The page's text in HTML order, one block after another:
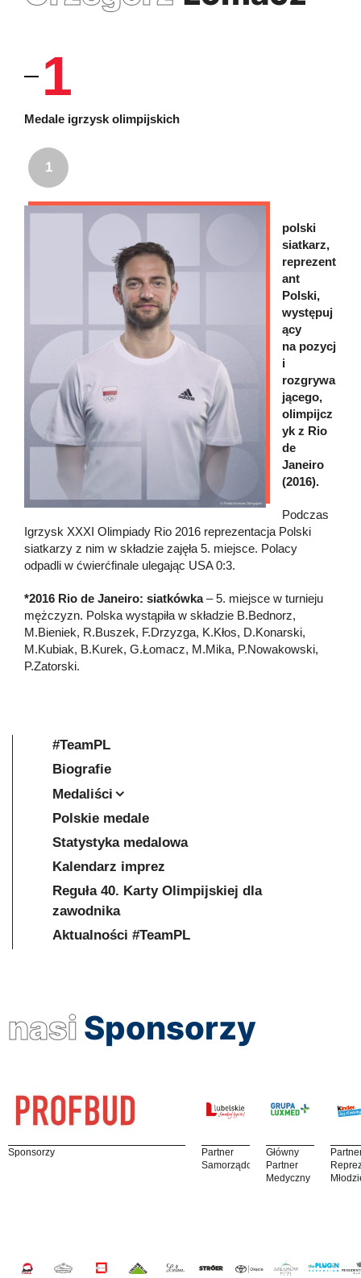
1
Medale igrzysk olimpijskich
1
polski
siatkarz,
reprezent
ant
Polski,
występuj
ący
na pozycj
i
rozgrywa
jącego,
olimpijcz
yk z Rio
de
Janeiro
(2016).
Podczas
Igrzysk XXXI Olimpiady Rio 2016 reprezentacja Polski
siatkarzy z nim w składzie zajęła 5. miejsce. Polacy
odpadli w ćwierćfinale ulegając USA 0:3.
*2016 Rio de Janeiro: siatkówka– 5. miejsce w turnieju
mężczyzn. Polska wystąpiła w składzie B.Bednorz,
M.Bieniek, R.Buszek, F.Drzyzga, K.Kłos, D.Konarski,
M.Kubiak, B.Kurek, G.Łomacz, M.Mika, P.Nowakowski,
P.Zatorski.
#TeamPL
Biografie
Medaliści
Polskie medale
Statystyka medalowa
Kalendarz imprez
Reguła 40. Karty Olimpijskiej dla
zawodnika
Aktualności #TeamPL
nasi Sponsorzy
Sponsorzy
Partner
Samorządowy
Główny
Partner
Medyczny